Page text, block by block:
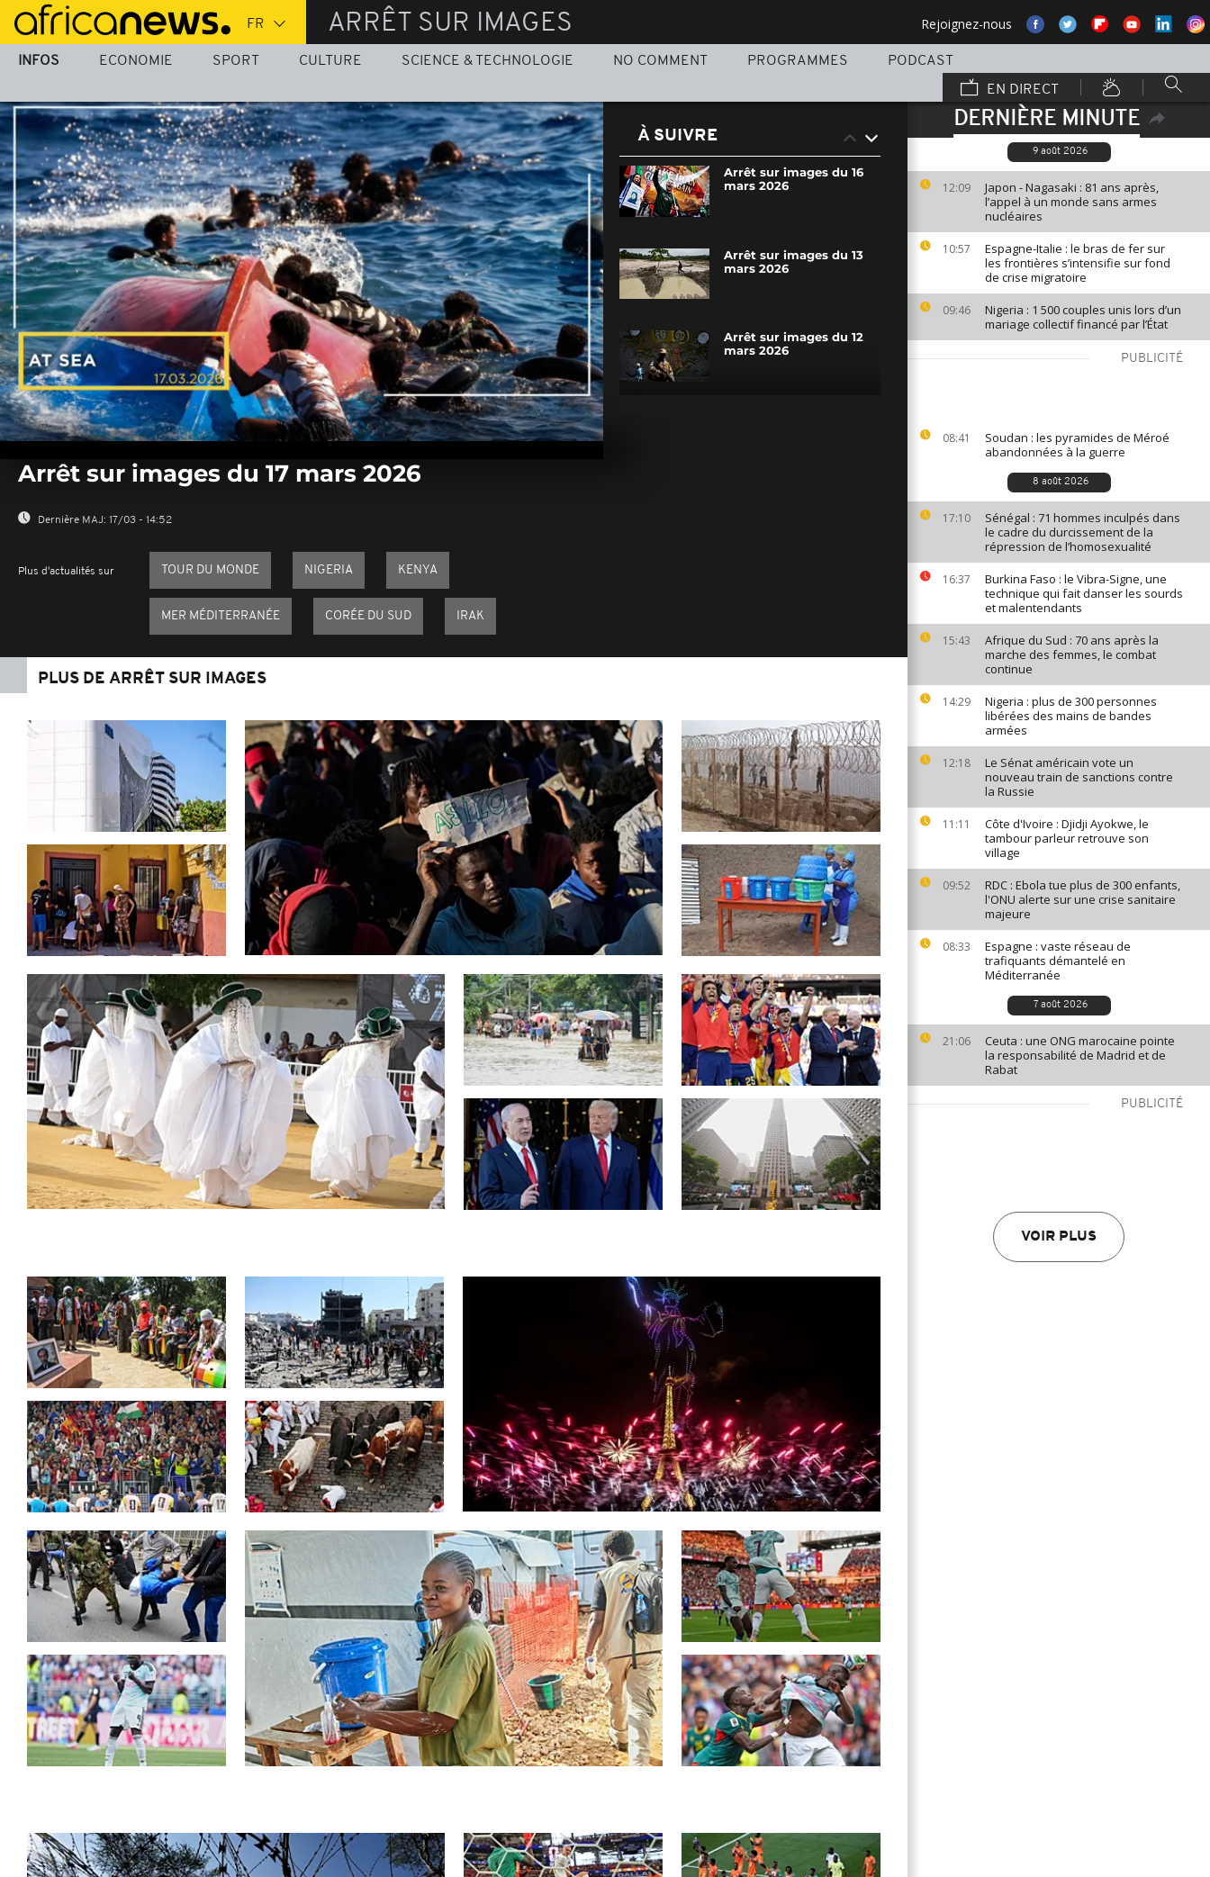
Passer
au
contenu
ARRÊT SUR IMAGES Rejoignez-nous
INFOS ECONOMIE SPORT CULTURE SCIENCE & TECHNOLOGIE NO COMMENT PROGRAMMES
PODCAST
EN DIRECT
DERNIÈRE MINUTE
9 août 2026
12:09
Japon - Nagasaki : 81 ans après,
l’appel à un monde sans armes
nucléaires
10:57
Espagne-Italie : le bras de fer sur
les frontières s’intensifie sur fond
de crise migratoire
09:46
Nigeria : 1 500 couples unis lors d’un
mariage collectif financé par l’État
PUBLICITÉ
08:41
Soudan : les pyramides de Méroé
abandonnées à la guerre
8 août 2026
17:10
Sénégal : 71 hommes inculpés dans
le cadre du durcissement de la
répression de l’homosexualité
16:37
Burkina Faso : le Vibra-Signe, une
technique qui fait danser les sourds
et malentendants
15:43
Afrique du Sud : 70 ans après la
marche des femmes, le combat
continue
14:29
Nigeria : plus de 300 personnes
libérées des mains de bandes
armées
12:18
Le Sénat américain vote un
nouveau train de sanctions contre
la Russie
11:11
Côte d'Ivoire : Djidji Ayokwe, le
tambour parleur retrouve son
village
09:52
RDC : Ebola tue plus de 300 enfants,
l'ONU alerte sur une crise sanitaire
majeure
08:33
Espagne : vaste réseau de
trafiquants démantelé en
Méditerranée
7 août 2026
21:06
Ceuta : une ONG marocaine pointe
la responsabilité de Madrid et de
Rabat
PUBLICITÉ
VOIR PLUS
seconds
0%
Arrêt sur images du 17 mars 2026
Dernière MAJ: 17/03 - 14:52
Plus d'actualités sur TOUR DU MONDE NIGERIA KENYA
MER MÉDITERRANÉE CORÉE DU SUD IRAK
À SUIVRE
Arrêt sur images du 16
mars 2026
Arrêt sur images du 13
mars 2026
Arrêt sur images du 12
mars 2026
PLUS DE ARRÊT SUR IMAGES